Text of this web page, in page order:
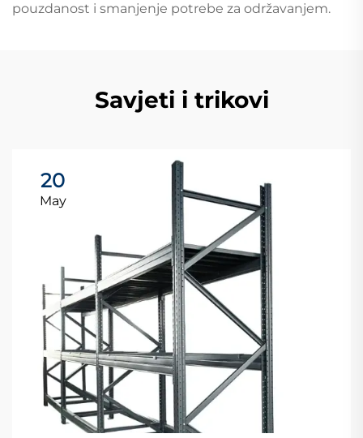
pouzdanost i smanjenje potrebe za održavanjem.
Savjeti i trikovi
20
May